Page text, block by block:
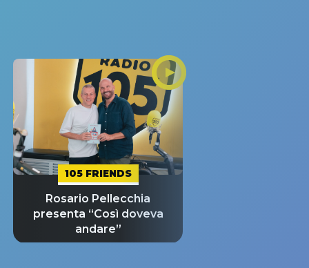
105 FRIENDS
Rosario Pellecchia
presenta “Così doveva
andare”